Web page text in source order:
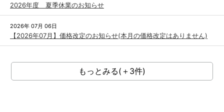
2026年度 夏季休業のお知らせ
2026年 07月 06日
【2026年07月】価格改定のお知らせ(本月の価格改定はありません)
もっとみる(＋3件)